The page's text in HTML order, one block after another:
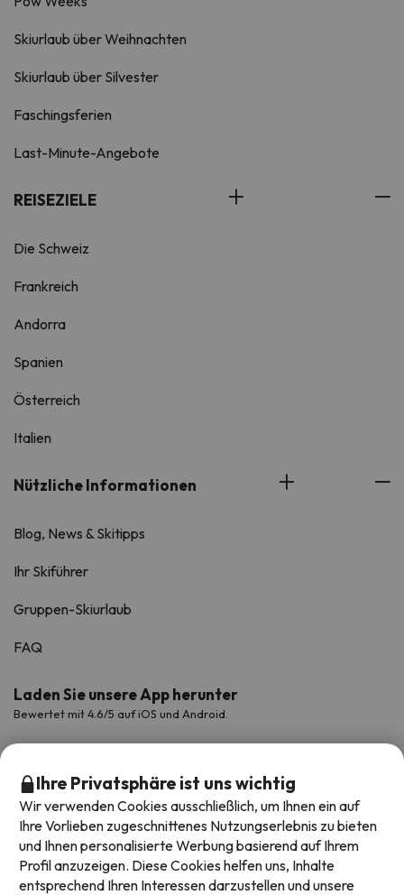
Skiurlaub über Weihnachten
Skiurlaub über Silvester
Faschingsferien
Last-Minute-Angebote
REISEZIELE
Die Schweiz
Frankreich
Andorra
Spanien
Österreich
Italien
Nützliche Informationen
Blog, News & Skitipps
Ihr Skiführer
Gruppen-Skiurlaub
FAQ
Laden Sie unsere App herunter
Bewertet mit 4.6/5 auf iOS und Android.
Ihre Privatsphäre ist uns wichtig
Wir verwenden Cookies ausschließlich, um Ihnen ein auf
Ihre Vorlieben zugeschnittenes Nutzungserlebnis zu bieten
und Ihnen personalisierte Werbung basierend auf Ihrem
Profil anzuzeigen. Diese Cookies helfen uns, Inhalte
entsprechend Ihren Interessen darzustellen und unsere